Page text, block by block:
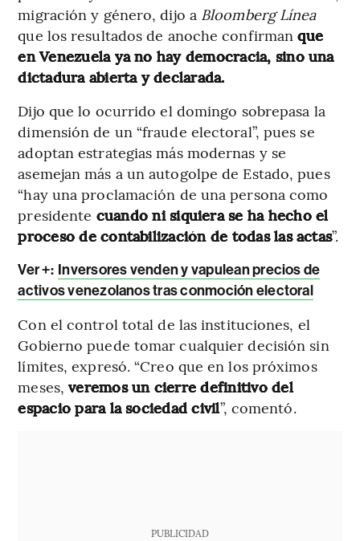
migración y género, dijo a Bloomberg Línea
que los resultados de anoche confirmanque
en Venezuela ya no hay democracia, sino una
dictadura abierta y declarada.
Dijo que lo ocurrido el domingo sobrepasa la
dimensión de un “fraude electoral”, pues se
adoptan estrategias más modernas y se
asemejan más a un autogolpe de Estado, pues
“hay una proclamación de una persona como
presidente cuando ni siquiera se ha hecho el
proceso de contabilización de todas las actas”.
Ver +: Inversores venden y vapulean precios de
activos venezolanos tras conmoción electoral
Con el control total de las instituciones, el
Gobierno puede tomar cualquier decisión sin
límites, expresó. “Creo que en los próximos
meses,veremos un cierre definitivo del
espacio para la sociedad civil”, comentó.
PUBLICIDAD